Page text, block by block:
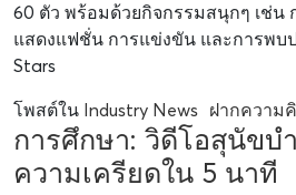
60 ตัว พร้อมด้วยกิจกรรมสนุกๆ เช่น
แสดงแฟชั่น การแข่งขัน และการพบ
Stars
โพสต์ใน Industry News ฝากความ
การศึกษา: วิดีโอสุนัขบ
ความเครียดใน 5 นาที